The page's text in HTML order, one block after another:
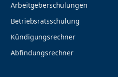
Arbeitgeberschulungen
Betriebsratsschulung
Kündigungsrechner
Abfindungsrechner